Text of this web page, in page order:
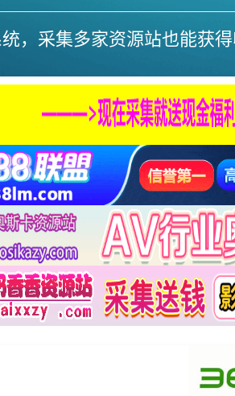
，采集多家资源站也能获